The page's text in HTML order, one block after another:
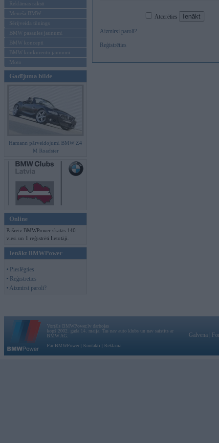
Reklāmas raksti
Mēneša BMW
Sērijveida tūnings
BMW pasaules jaunumi
BMW koncepti
BMW konkurentu jaunumi
Moto
Gadījuma bilde
Hamann pārveidojumi BMW Z4
M Roadster
Online
Pašreiz BMWPower skatās 140
viesi un 1 reģistrēti lietotāji.
Ienākt BMWPower
• Pieslēgties
• Reģistrēties
• Aizmirsi paroli?
Atcerēties
Aizmirsi paroli?
Reģistrēties
Vortāls BMWPower.lv darbojas
kopš 2002. gada 14. maija. Tas nav auto klubs un nav saistīts ar
BMW AG.
Par BMWPower
Kontakti Reklāma
Galvena